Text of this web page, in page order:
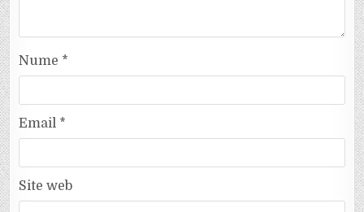
Nume *
Email *
Site web